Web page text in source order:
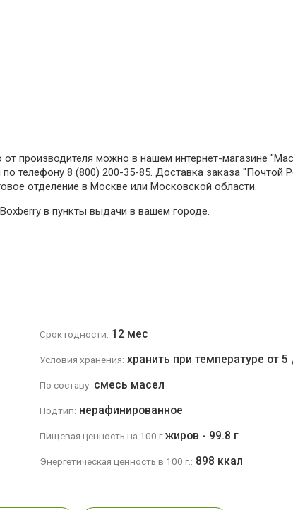
производителя можно в нашем интернет-магазине
телефону 8 (800) 200-35-85. Доставка заказа "Почтой
отделение в Москве или Московской области.
в пункты выдачи в вашем городе.
Срок годности: 12 мес
Условия хранения: хранить при температуре от 5
По составу: смесь масел
Подтип: нерафинированное
Пищевая ценность на 100 г жиров - 99.8 г
Энергетическая ценность в 100 г.: 898 ккал